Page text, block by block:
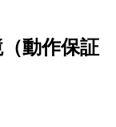
動作保証